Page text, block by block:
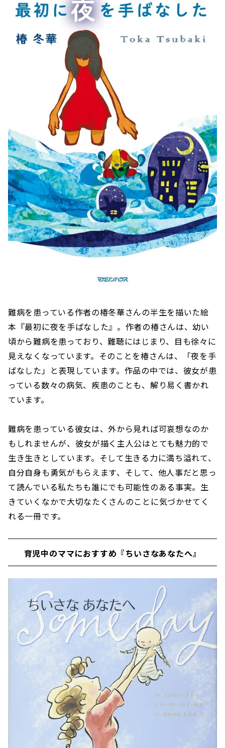
難病を患っている作者の椿冬華さんの半生を描いた絵
本『最初に夜を手ばなした』。作者の椿さんは、幼い
頃から難病を患っており、難聴にはじまり、目も徐々に
見えなくなっています。そのことを椿さんは、「夜を手
ばなした」と表現しています。作品の中では、彼女が患
っている数々の病気、疾患のことも、解り易く書かれ
ています。
難病を患っている彼女は、外から見れば可哀想なのか
もしれませんが、彼女が描く主人公はとても魅力的で
生き生きとしています。そして生きる力に満ち溢れて、
自分自身も勇気がもらえます、そして、他人事だと思っ
て読んでいる私たちも誰にでも可能性のある事実。生
きていくなかで大切なたくさんのことに気づかせてく
れる一冊です。
育児中のママにおすすめ『ちいさなあなたへ』